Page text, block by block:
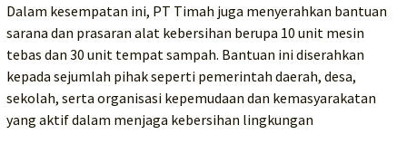
Dalam kesempatan ini, PT Timah juga menyerahkan bantuan
sarana dan prasaran alat kebersihan berupa 10 unit mesin
tebas dan 30 unit tempat sampah. Bantuan ini diserahkan
kepada sejumlah pihak seperti pemerintah daerah, desa,
sekolah, serta organisasi kepemudaan dan kemasyarakatan
yang aktif dalam menjaga kebersihan lingkungan